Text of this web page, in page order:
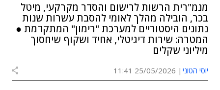
מנמ"רית הרשות לרישום והסדר מקרקעי, מיטל
בכר, הובילה מהלך לאומי להסבת עשרות שנות
נתונים היסטוריים למערכת "רימון" המתקדמת ●
המטרה: שירות דיגיטלי, אחיד ושקוף שיחסוך
מיליוני שקלים
יוסי הטוני 25/05/2026 11:41